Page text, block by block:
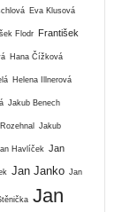
Eva Klusová
Flodr František
Hana Čížková
Helena Illnerová
Jakub Benech
Jakub
Havlíček Jan
Jan Janko Jan
Jan